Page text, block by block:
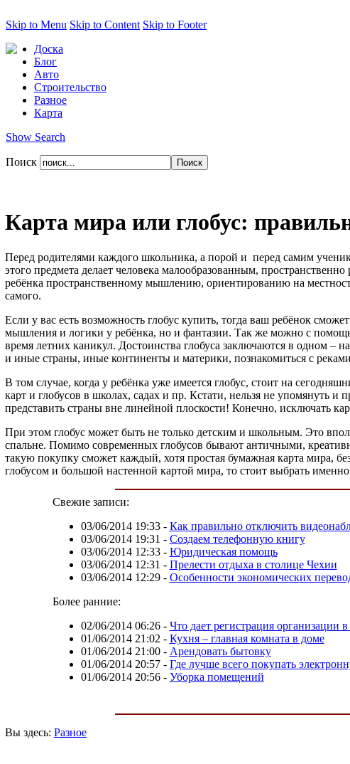
Skip to Menu Skip to Content Skip to Footer
Доска
Блог
Авто
Строительство
Разное
Карта
Show Search
Поиск
Карта мира или глобус:
Перед родителями каждого школьника, а порой и перед самим
этого предмета делает человека малообразованным,
ребёнка пространственному мышлению, ориентированию на
самого.
Если у вас есть возможность глобус купить, тогда ваш ребёнок
мышления и логики у ребёнка, но и фантазии. Так же можно с
время летних каникул. Достоинства глобуса заключаются в одном
и иные страны, иные континенты и материки, познакомиться с
В том случае, когда у ребёнка уже имеется глобус, стоит на
карт и глобусов в школах, садах и пр. Кстати, нельзя не упомянуть
представить страны вне линейной плоскости! Конечно, исключать
При этом глобус может быть не только детским и школьным. Это
спальне. Помимо современных глобусов бывают античными,
такую покупку сможет каждый, хотя простая бумажная карта мира,
глобусом и большой настенной картой мира, то стоит выбрать именно
Свежие записи:
03/06/2014 19:33- Как правильно отключить
03/06/2014 19:31 - Создаем телефонную книгу
03/06/2014 12:33- Юридическая помощь
03/06/2014 12:31 - Прелести отдыха в столице Чехии
03/06/2014 12:29- Особенности экономических
Более ранние:
02/06/2014 06:26- Что дает регистрация организации
01/06/2014 21:02 - Кухня – главная комната в доме
01/06/2014 21:00- Арендовать бытовку
01/06/2014 20:57- Где лучше всего покупать
01/06/2014 20:56- Уборка помещений
Вы здесь: Разное